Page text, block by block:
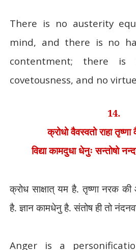
There is no austerity
mind, and there is no
contentment; there is
covetousness, and no
14.
क्रोधो वैवस्वतो राहा
विद्या कामदुधा धेनुः सन्तोषो
क्रोध साक्षात् यम है. तृष्णा नरक
है. ज्ञान कामधेनु है. संतोष ही तो
Anger is a